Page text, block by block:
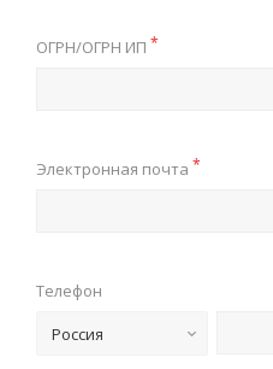
ОГРН/ОГРН ИП *
Электронная почта *
Телефон
Россия